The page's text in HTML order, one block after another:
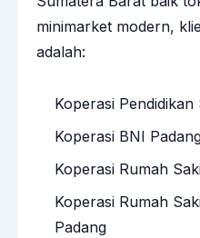
minimarket modern,
adalah:
Koperasi
Koperasi BNI
Koperasi Rumah
Koperasi Rumah
Padang